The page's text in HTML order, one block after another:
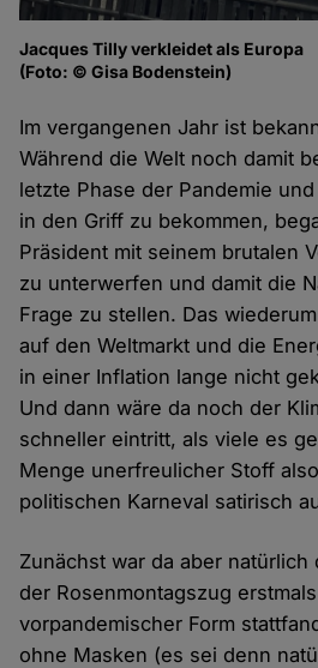
Jacques Tilly verkleidet als Europa
(Foto: © Gisa Bodenstein)
Im vergangenen Jahr ist
Während die Welt noch damit
letzte Phase der Pandemie
in den Griff zu bekommen,
Präsident mit seinem brutalen
zu unterwerfen und damit die
Frage zu stellen. Das
auf den Weltmarkt und die
in einer Inflation lange nicht
Und dann wäre da noch der
schneller eintritt, als viele es
Menge unerfreulicher Stoff
politischen Karneval satirisch
Zunächst war da aber natürlich
der Rosenmontagszug
vorpandemischer Form
ohne Masken (es sei denn